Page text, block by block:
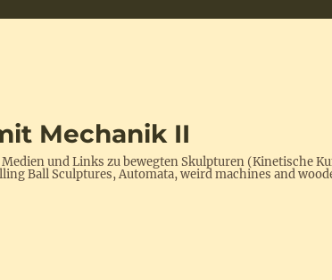
Mechanik II
und Links zu bewegten Skulpturen (Kinetische
Ball Sculptures, Automata, weird machines and